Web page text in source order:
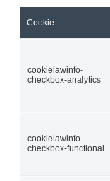
Cookie
cookielawinfo-
checkbox-analytics
cookielawinfo-
checkbox-functional